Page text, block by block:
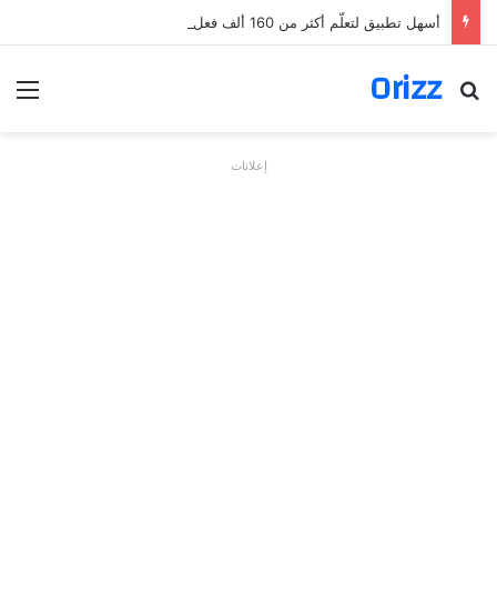
أسهل تطبيق لتعلّم أكثر من 160 ألف فعل بالألمانية
Orizz
بحث عن
إعلانات